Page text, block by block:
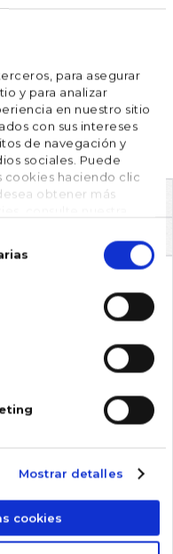
para asegurar
y para analizar
en nuestro sitio
con sus intereses
de navegación y
sociales. Puede
cookies haciendo clic
obtener más
Mostrar detalles
cookies
subiendo unos
…